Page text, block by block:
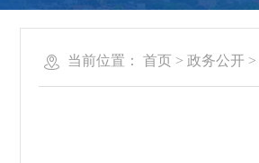
当前位置： 首页 > 政务公开 >